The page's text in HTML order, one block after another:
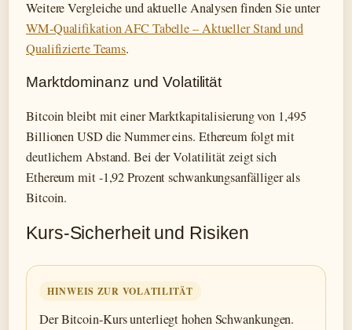
Weitere Vergleiche und aktuelle Analysen finden Sie unter
WM-Qualifikation AFC Tabelle – Aktueller Stand und
Qualifizierte Teams.
Marktdominanz und Volatilität
Bitcoin bleibt mit einer Marktkapitalisierung von 1,495
Billionen USD die Nummer eins. Ethereum folgt mit
deutlichem Abstand. Bei der Volatilität zeigt sich
Ethereum mit -1,92 Prozent schwankungsanfälliger als
Bitcoin.
Kurs-Sicherheit und Risiken
HINWEIS ZUR VOLATILITÄT
Der Bitcoin-Kurs unterliegt hohen Schwankungen.